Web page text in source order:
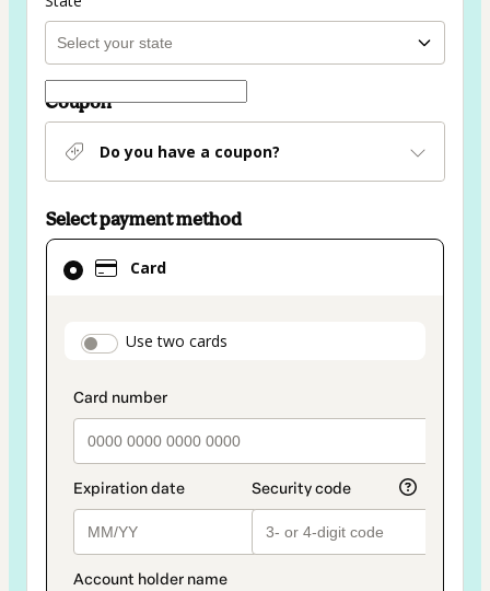
Coupon
Do you have a coupon?
Select payment method
Card
payment_data.section_title_v2
Use two cards
Card
selected
method